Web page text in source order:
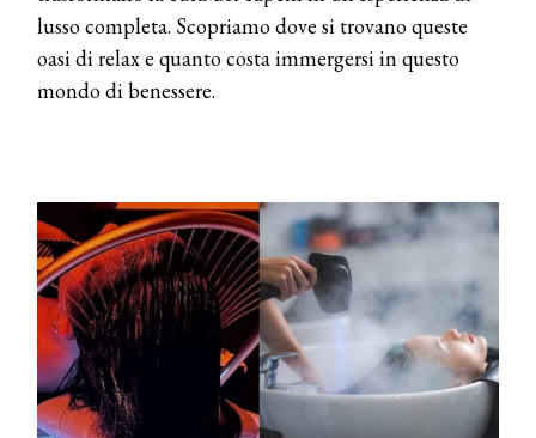
lusso completa. Scopriamo dove si trovano queste
oasi di relax e quanto costa immergersi in questo
mondo di benessere.